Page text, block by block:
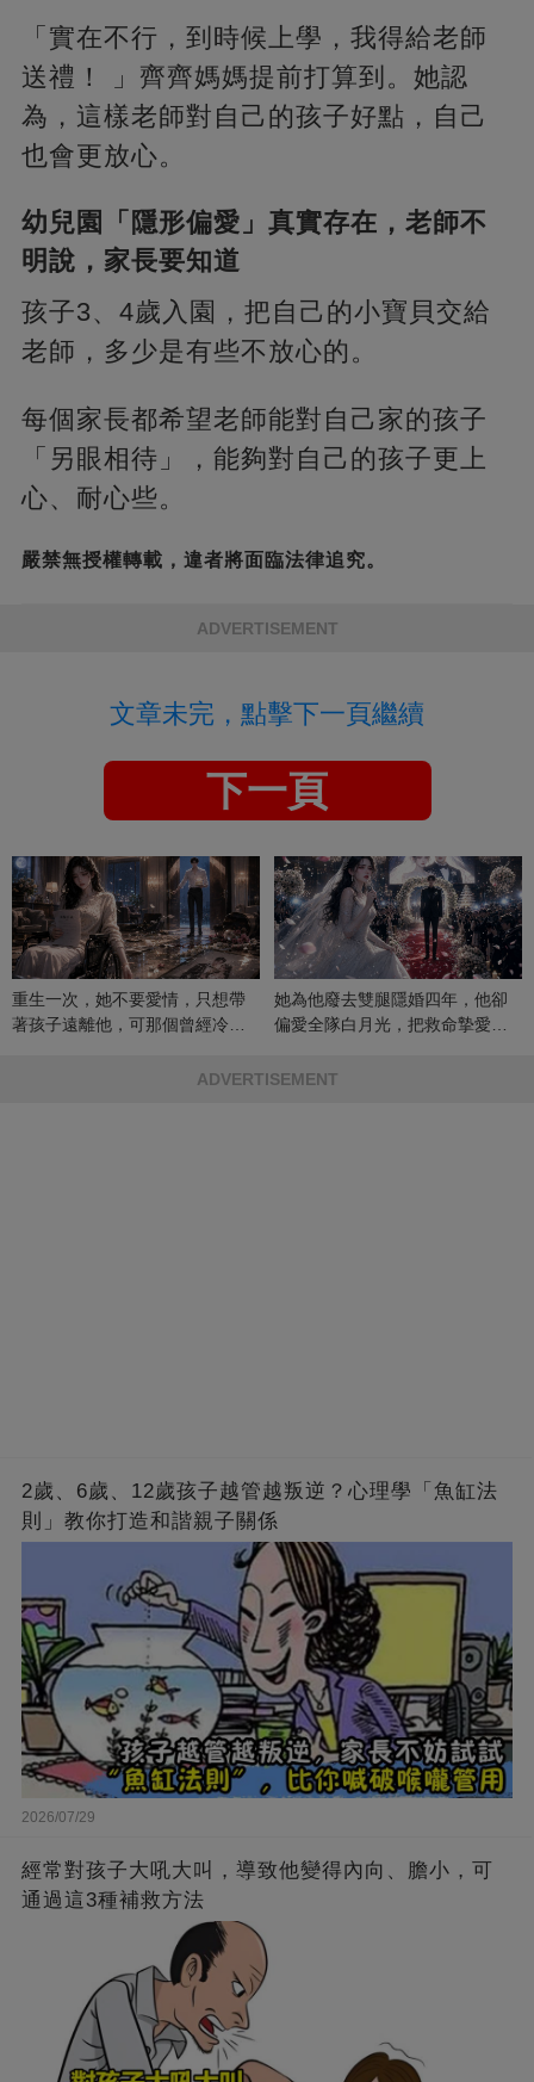
「實在不行，到時候上學，我得給老師
送禮！ 」齊齊媽媽提前打算到。她認
為，這樣老師對自己的孩子好點，自己
也會更放心。
幼兒園「隱形偏愛」真實存在，老師不
明說，家長要知道
孩子3、4歲入園，把自己的小寶貝交給
老師，多少是有些不放心的。
每個家長都希望老師能對自己家的孩子
「另眼相待」，能夠對自己的孩子更上
心、耐心些。
嚴禁無授權轉載，違者將面臨法律追究。
ADVERTISEMENT
文章未完，點擊下一頁繼續
下一頁
重生一次，她不要愛情，只想帶
著孩子遠離他，可那個曾經冷漠
她為他廢去雙腿隱婚四年，他卻
偏愛全隊白月光，把救命摯愛當
ADVERTISEMENT
2歲、6歲、12歲孩子越管越叛逆？心理學「魚缸法
則」教你打造和諧親子關係
2026/07/29
經常對孩子大吼大叫，導致他變得內向、膽小，可
通過這3種補救方法